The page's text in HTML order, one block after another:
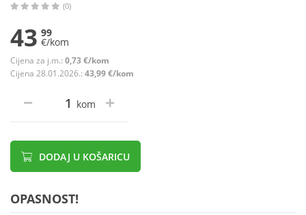
(0)
43 99
€/kom
Cijena za j.m.: 0,73 €/kom
Cijena 28.01.2026.: 43,99 €/kom
kom
DODAJ U KOŠARICU
OPASNOST!